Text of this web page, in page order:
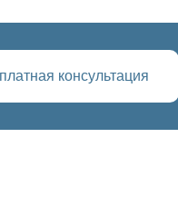
консультация